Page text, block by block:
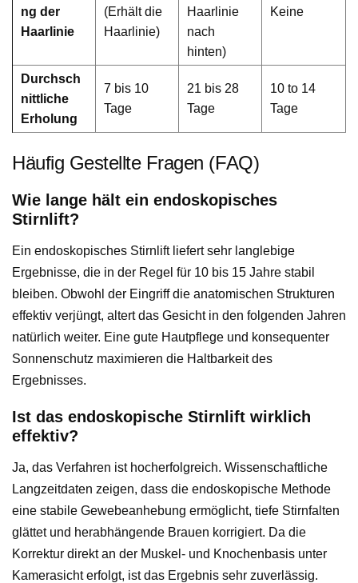
ng der
Haarlinie
(Erhält die
Haarlinie)
Haarlinie
nach
hinten)
Keine
Durchsch
nittliche
Erholung
7 bis 10
Tage
21 bis 28
Tage
10 to 14
Tage
Häufig Gestellte Fragen (FAQ)
Wie lange hält ein endoskopisches
Stirnlift?
Ein endoskopisches Stirnlift liefert sehr langlebige
Ergebnisse, die in der Regel für 10 bis 15 Jahre stabil
bleiben. Obwohl der Eingriff die anatomischen Strukturen
effektiv verjüngt, altert das Gesicht in den folgenden Jahren
natürlich weiter. Eine gute Hautpflege und konsequenter
Sonnenschutz maximieren die Haltbarkeit des
Ergebnisses.
Ist das endoskopische Stirnlift wirklich
effektiv?
Ja, das Verfahren ist hocherfolgreich. Wissenschaftliche
Langzeitdaten zeigen, dass die endoskopische Methode
eine stabile Gewebeanhebung ermöglicht, tiefe Stirnfalten
glättet und herabhängende Brauen korrigiert. Da die
Korrektur direkt an der Muskel- und Knochenbasis unter
Kamerasicht erfolgt, ist das Ergebnis sehr zuverlässig.